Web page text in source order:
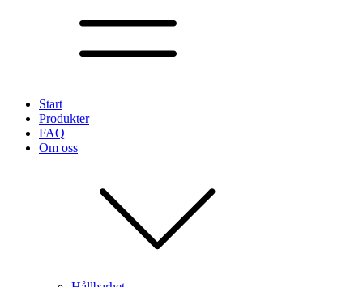
Start
Produkter
FAQ
Om oss